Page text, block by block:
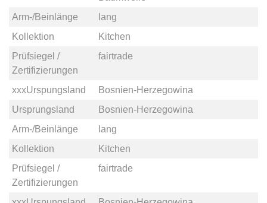
Arm-/Beinlänge
lang
Kollektion
Kitchen
Prüfsiegel /
Zertifizierungen
fairtrade
xxxUrspungsland
Bosnien-Herzegowina
Ursprungsland
Bosnien-Herzegowina
Arm-/Beinlänge
lang
Kollektion
Kitchen
Prüfsiegel /
Zertifizierungen
fairtrade